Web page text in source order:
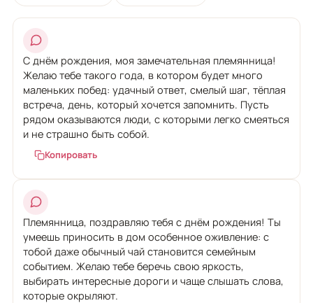
С днём рождения, моя замечательная племянница!
Желаю тебе такого года, в котором будет много
маленьких побед: удачный ответ, смелый шаг, тёплая
встреча, день, который хочется запомнить. Пусть
рядом оказываются люди, с которыми легко смеяться
и не страшно быть собой.
Копировать
Племянница, поздравляю тебя с днём рождения! Ты
умеешь приносить в дом особенное оживление: с
тобой даже обычный чай становится семейным
событием. Желаю тебе беречь свою яркость,
выбирать интересные дороги и чаще слышать слова,
которые окрыляют.